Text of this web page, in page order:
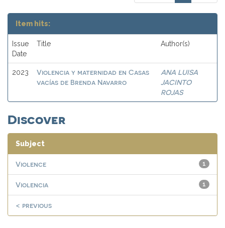
Item hits:
Issue
Date
Title Author(s)
2023
Violencia y maternidad en Casas
vacías de Brenda Navarro
ANA LUISA
JACINTO
ROJAS
Discover
Subject
1
Violence
1
Violencia
< previous